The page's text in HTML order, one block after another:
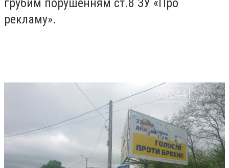
грубим порушенням ст.8 ЗУ «Про
рекламу».